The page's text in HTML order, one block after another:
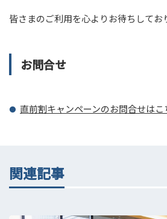
皆さまのご利用を心よりお待ちしてお
お問合せ
直前割キャンペーンのお問合せはこ
関連記事